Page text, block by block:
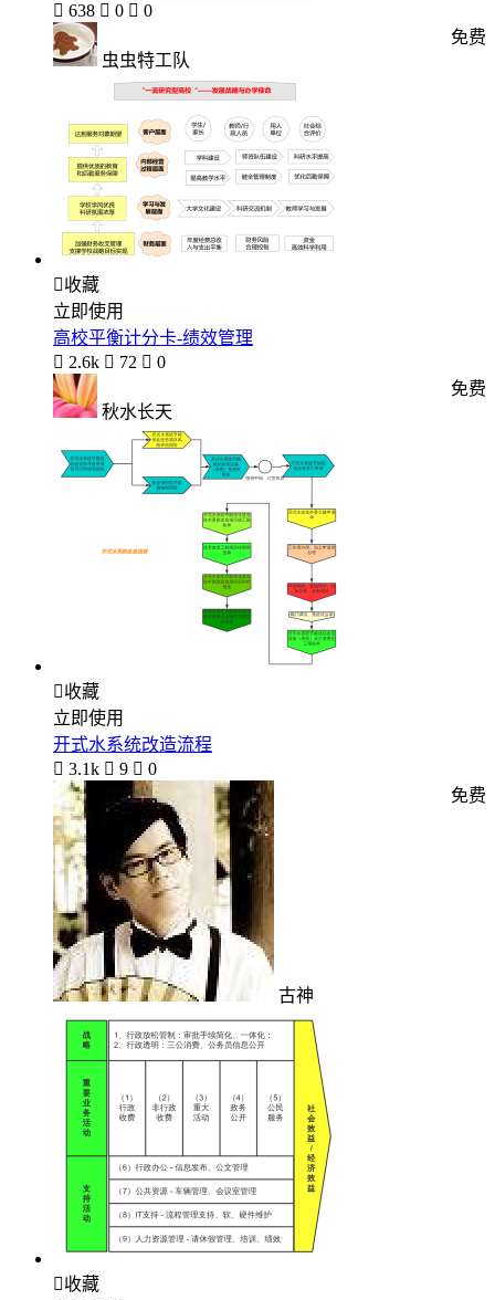
 638  0  0
虫虫特工队
免费
收藏
立即使用
高校平衡计分卡-绩效管理
 2.6k  72  0
秋水长天
免费
收藏
立即使用
开式水系统改造流程
 3.1k  9  0
古神
免费
收藏